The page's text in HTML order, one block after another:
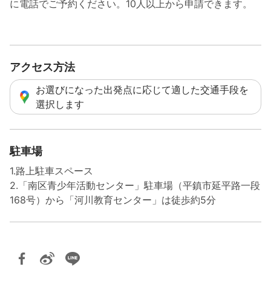
に電話でご予約ください。10人以上から申請できます。
アクセス方法
お選びになった出発点に応じて適した交通手段を
選択します
駐車場
1.路上駐車スペース
2.「南区青少年活動センター」駐車場（平鎮市延平路一段
168号）から「河川教育センター」は徒歩約5分